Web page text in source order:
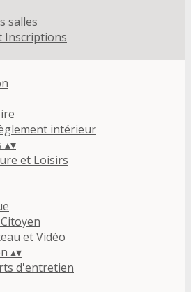
salles
Inscriptions
intérieur
▴▾
et Loisirs
et Vidéo
▴▾
d'entretien